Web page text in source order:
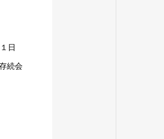
日
続会